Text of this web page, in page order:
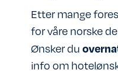
Etter mange
for våre norske
Ønsker du
info om